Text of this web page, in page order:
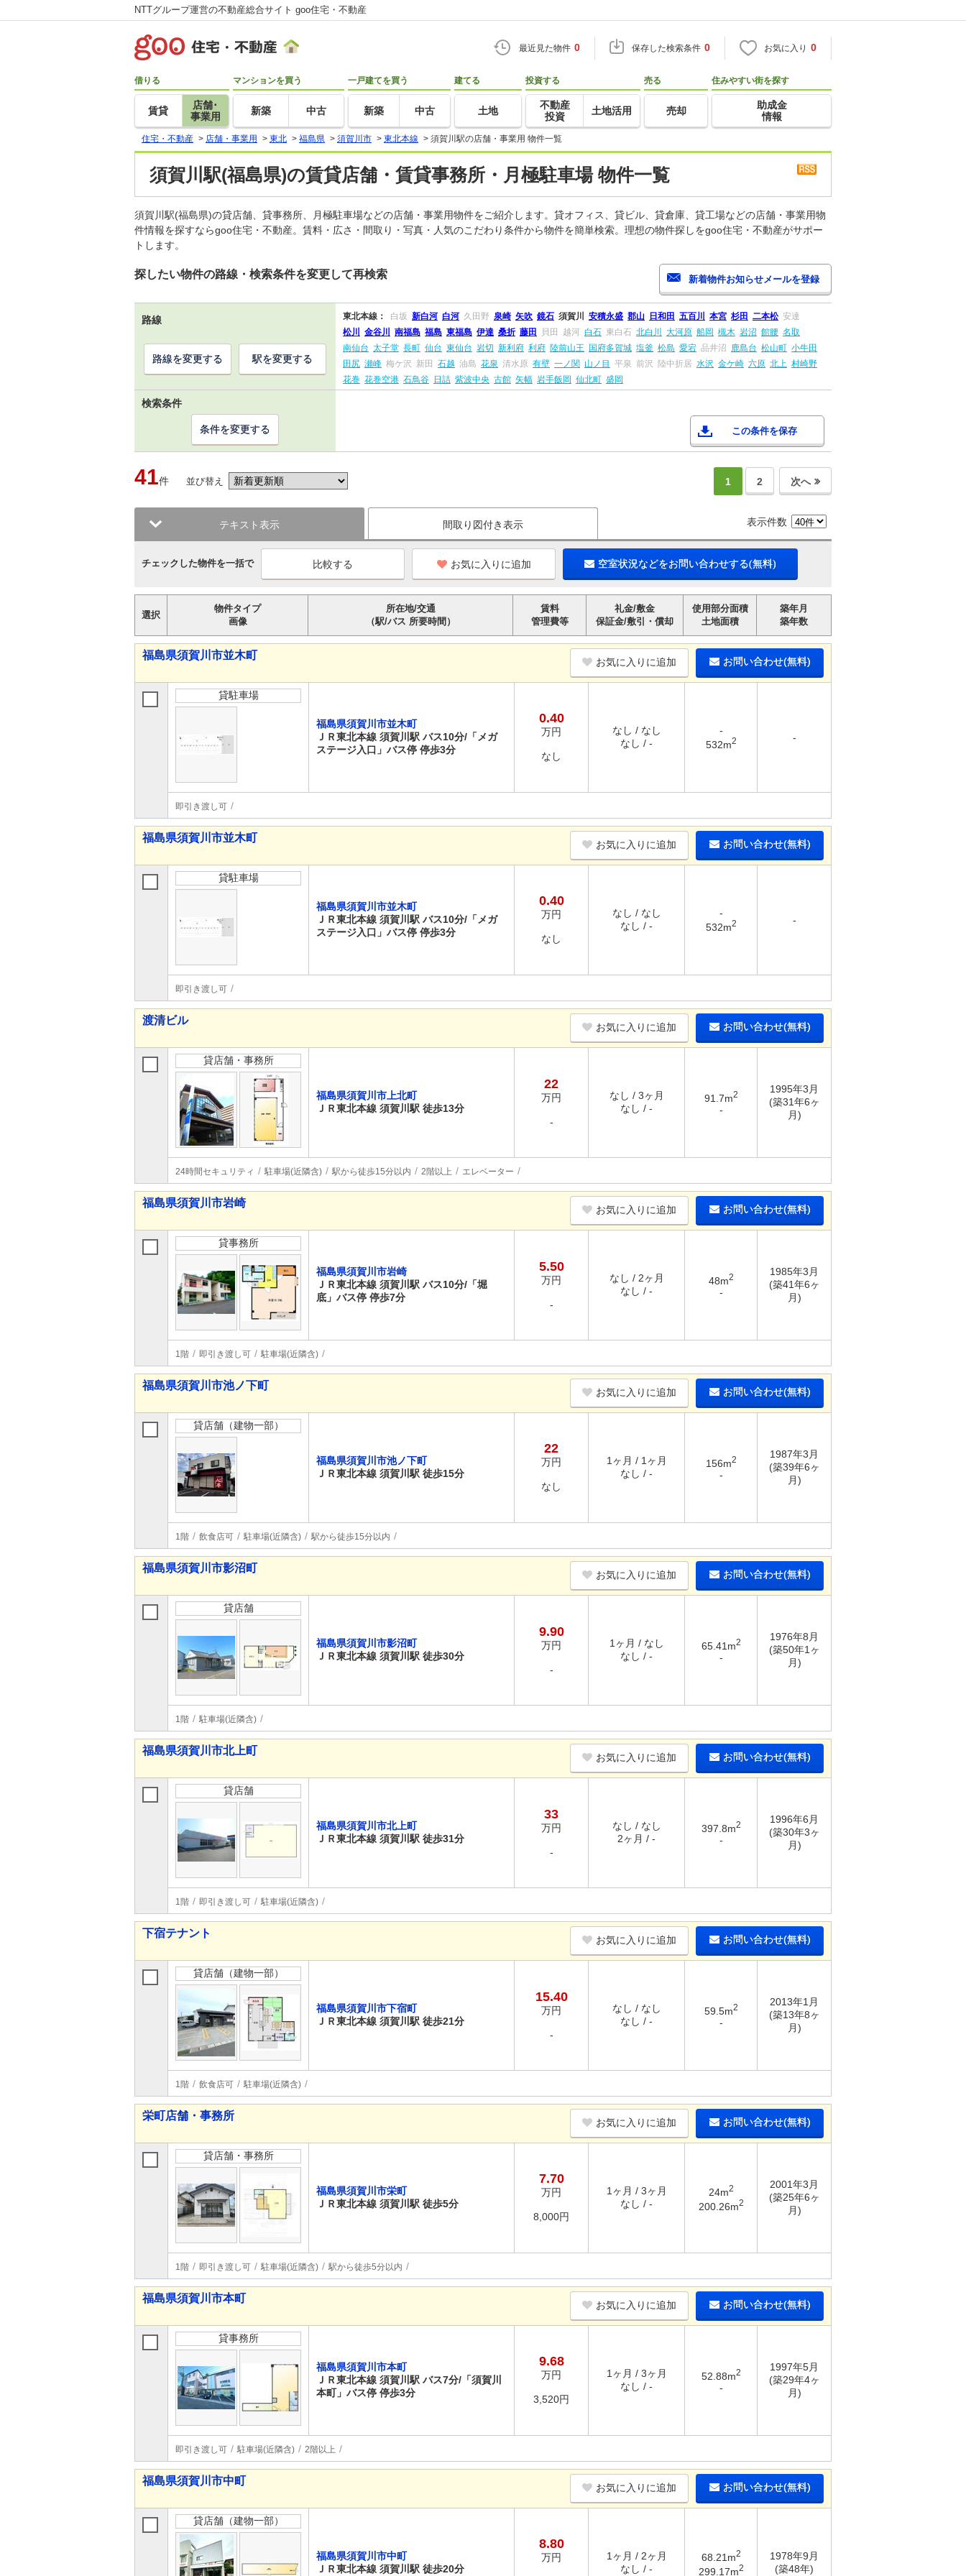
NTTグループ運営の不動産総合サイト goo住宅・不動産
最近見た物件 0 保存した検索条件 0 お気に入り 0
借りる
賃貸
店舗･
事業用
マンションを買う
新築 中古
一戸建てを買う
新築 中古
建てる
土地
投資する
不動産
投資
土地活用
売る
売却
住みやすい街を探す
助成金
情報
住宅・不動産 > 店舗・事業用 > 東北 > 福島県 > 須賀川市 > 東北本線 > 須賀川駅の店舗・事業用 物件一覧
須賀川駅(福島県)の賃貸店舗・賃貸事務所・月極駐車場 物件一覧
須賀川駅(福島県)の貸店舗、貸事務所、月極駐車場などの店舗・事業用物件をご紹介します。貸オフィス、貸ビル、貸倉庫、貸工場などの店舗・事業用物
件情報を探すならgoo住宅・不動産。賃料・広さ・間取り・写真・人気のこだわり条件から物件を簡単検索。理想の物件探しをgoo住宅・不動産がサポー
トします。
探したい物件の路線・検索条件を変更して再検索
路線 東北本線： 白坂 新白河 白河 久田野 泉崎 矢吹 鏡石 須賀川 安積永盛 郡山 日和田 五百川 本宮 杉田 二本松 安達
松川
金谷川 南福島 福島 東福島 伊達 桑折 藤田 貝田 越河 白石 東白石 北白川 大河原 船岡 槻木 岩沼 館腰 名取
南仙台 太子堂 長町 仙台 東仙台 岩切 新利府 利府 陸前山王 国府多賀城 塩釜 松島 愛宕 品井沼 鹿島台 松山町 小牛田
田尻 瀬峰 梅ケ沢 新田 石越 油島 花泉 清水原 有壁 一ノ関 山ノ目 平泉 前沢 陸中折居 水沢 金ケ崎 六原 北上 村崎野
花巻 花巻空港 石鳥谷 日詰 紫波中央 古館 矢幅 岩手飯岡 仙北町 盛岡
路線を変更する 駅を変更する
検索条件
この条件を保存
条件を変更する
41件 並び替え 1 2 次へ
テキスト表示 間取り図付き表示 表示件数
チェックした物件を一括で お気に入りに追加 空室状況などをお問い合わせする(無料)
選択
物件タイプ
画像
所在地/交通
（駅/バス 所要時間）
賃料
管理費等
礼金/敷金
保証金/敷引・償却
使用部分面積
土地面積
築年月
築年数
福島県須賀川市並木町
お気に入りに追加 お問い合わせ(無料)
貸駐車場
福島県須賀川市並木町
ＪＲ東北本線 須賀川駅 バス10分/「メガ
ステージ入口」バス停 停歩3分
0.40
万円
なし
なし / なし
なし / -
-
532m2 -
即引き渡し可
福島県須賀川市並木町
お気に入りに追加 お問い合わせ(無料)
貸駐車場
福島県須賀川市並木町
ＪＲ東北本線 須賀川駅 バス10分/「メガ
ステージ入口」バス停 停歩3分
0.40
万円
なし
なし / なし
なし / -
-
532m2 -
即引き渡し可
渡清ビル
お気に入りに追加 お問い合わせ(無料)
貸店舗・事務所
福島県須賀川市上北町
ＪＲ東北本線 須賀川駅 徒歩13分
22
万円
-
なし / 3ヶ月
なし / -
91.7m2
-
1995年3月
(築31年6ヶ
月)
24時間セキュリティ 駐車場(近隣含) 駅から徒歩15分以内 2階以上 エレベーター
福島県須賀川市岩崎
お気に入りに追加 お問い合わせ(無料)
貸事務所
福島県須賀川市岩崎
ＪＲ東北本線 須賀川駅 バス10分/「堀
底」バス停 停歩7分
5.50
万円
-
なし / 2ヶ月
なし / -
48m2
-
1985年3月
(築41年6ヶ
月)
1階 即引き渡し可 駐車場(近隣含)
福島県須賀川市池ノ下町
お気に入りに追加 お問い合わせ(無料)
貸店舗（建物一部）
福島県須賀川市池ノ下町
ＪＲ東北本線 須賀川駅 徒歩15分
22
万円
なし
1ヶ月 / 1ヶ月
なし / -
156m2
-
1987年3月
(築39年6ヶ
月)
1階 飲食店可 駐車場(近隣含) 駅から徒歩15分以内
福島県須賀川市影沼町
お気に入りに追加 お問い合わせ(無料)
貸店舗
福島県須賀川市影沼町
ＪＲ東北本線 須賀川駅 徒歩30分
9.90
万円
-
1ヶ月 / なし
なし / -
65.41m2
-
1976年8月
(築50年1ヶ
月)
1階 駐車場(近隣含)
福島県須賀川市北上町
お気に入りに追加 お問い合わせ(無料)
貸店舗
福島県須賀川市北上町
ＪＲ東北本線 須賀川駅 徒歩31分
33
万円
-
なし / なし
2ヶ月 / -
397.8m2
-
1996年6月
(築30年3ヶ
月)
1階 即引き渡し可 駐車場(近隣含)
下宿テナント
お気に入りに追加 お問い合わせ(無料)
貸店舗（建物一部）
福島県須賀川市下宿町
ＪＲ東北本線 須賀川駅 徒歩21分
15.40
万円
-
なし / なし
なし / -
59.5m2
-
2013年1月
(築13年8ヶ
月)
1階 飲食店可 駐車場(近隣含)
栄町店舗・事務所
お気に入りに追加 お問い合わせ(無料)
貸店舗・事務所
福島県須賀川市栄町
ＪＲ東北本線 須賀川駅 徒歩5分
7.70
万円
8,000円
1ヶ月 / 3ヶ月
なし / -
24m2
200.26m2
2001年3月
(築25年6ヶ
月)
1階 即引き渡し可 駐車場(近隣含) 駅から徒歩5分以内
福島県須賀川市本町
お気に入りに追加 お問い合わせ(無料)
貸事務所
福島県須賀川市本町
ＪＲ東北本線 須賀川駅 バス7分/「須賀川
本町」バス停 停歩3分
9.68
万円
3,520円
1ヶ月 / 3ヶ月
なし / -
52.88m2
-
1997年5月
(築29年4ヶ
月)
即引き渡し可 駐車場(近隣含) 2階以上
福島県須賀川市中町
お気に入りに追加 お問い合わせ(無料)
貸店舗（建物一部）
福島県須賀川市中町
ＪＲ東北本線 須賀川駅 徒歩20分
8.80
万円
1ヶ月 / 2ヶ月
なし / -
68.21m2
299.17m2
1978年9月
(築48年)